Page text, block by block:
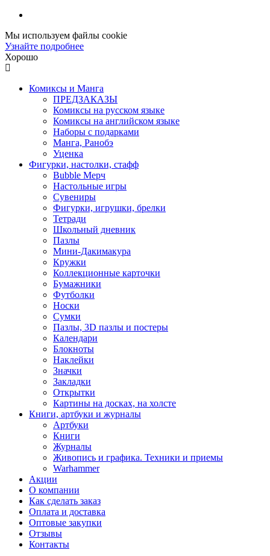
Мы используем файлы cookie
Узнайте подробнее
Хорошо
Комиксы и Манга
ПРЕДЗАКАЗЫ
Комиксы на русском языке
Комиксы на английском языке
Наборы с подарками
Манга, Ранобэ
Уценка
Фигурки, настолки, стафф
Bubble Мерч
Настольные игры
Сувениры
Фигурки, игрушки, брелки
Тетради
Школьный дневник
Пазлы
Мини-Дакимакура
Кружки
Коллекционные карточки
Бумажники
Футболки
Носки
Сумки
Пазлы, 3D пазлы и постеры
Календари
Блокноты
Наклейки
Значки
Закладки
Открытки
Картины на досках, на холсте
Книги, артбуки и журналы
Артбуки
Книги
Журналы
Живопись и графика. Техники и приемы
Warhammer
Акции
О компании
Как сделать заказ
Оплата и доставка
Оптовые закупки
Отзывы
Контакты